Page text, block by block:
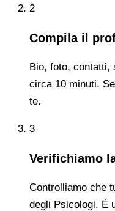
2
Compila il
Bio, foto, contatti,
circa 10 minuti.
te.
3
Verifichiamo
Controlliamo che
degli Psicologi. È